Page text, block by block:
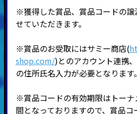
※獲得した賞品、賞品コードの譲
せていただきます。
※賞品のお受取にはサミー商店(
shop.com/)とのアカウント連携
の住所氏名入力が必要となります。
※賞品コードの有効期限はトーナ
間となっておりますので、賞品